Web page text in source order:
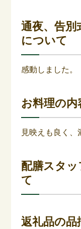
通夜、告
について
感動しました。
お料理の内
見映えも良く、
配膳スタ
て
返礼品の品